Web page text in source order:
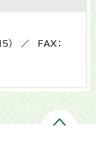
） ／ FAX：